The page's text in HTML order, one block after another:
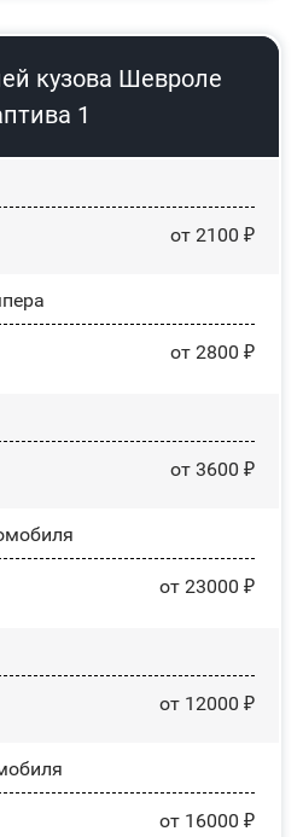
кузова Шевроле
1
от 2100 ₽
от 2800 ₽
от 3600 ₽
от 23000 ₽
от 12000 ₽
от 16000 ₽